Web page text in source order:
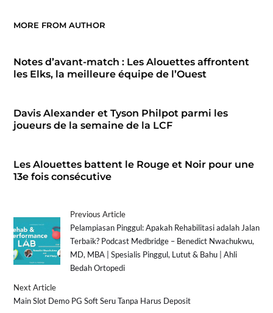
MORE FROM AUTHOR
Notes d’avant-match : Les Alouettes affrontent
les Elks, la meilleure équipe de l’Ouest
Davis Alexander et Tyson Philpot parmi les
joueurs de la semaine de la LCF
Les Alouettes battent le Rouge et Noir pour une
13e fois consécutive
Previous Article
Pelampiasan Pinggul: Apakah Rehabilitasi adalah Jalan
Terbaik? Podcast Medbridge – Benedict Nwachukwu,
MD, MBA | Spesialis Pinggul, Lutut & Bahu | Ahli
Bedah Ortopedi
Next Article
Main Slot Demo PG Soft Seru Tanpa Harus Deposit